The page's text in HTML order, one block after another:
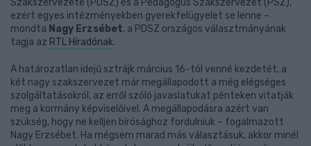
Szakszervezete (PDSZ) és a Pedagógus Szakszervezet (PSZ),
ezért egyes intézményekben gyerekfelügyelet se lenne –
mondta Nagy Erzsébet, a PDSZ országos választmányának
tagja az RTL Híradónak.
A határozatlan idejű sztrájk március 16-tól venné kezdetét, a
két nagy szakszervezet már megállapodott a még elégséges
szolgáltatásokról, az erről szóló javaslatukat pénteken vitatják
meg a kormány képviselőivel. A megállapodásra azért van
szükség, hogy ne kelljen bírósághoz fordulniuk – fogalmazott
Nagy Erzsébet. Ha mégsem marad más választásuk, akkor minél